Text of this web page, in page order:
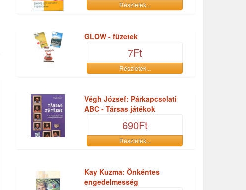
Részletek...
GLOW - füzetek
7Ft
Részletek...
Végh József: Párkapcsolati
ABC - Társas játékok
690Ft
Részletek...
Kay Kuzma: Önkéntes
engedelmesség